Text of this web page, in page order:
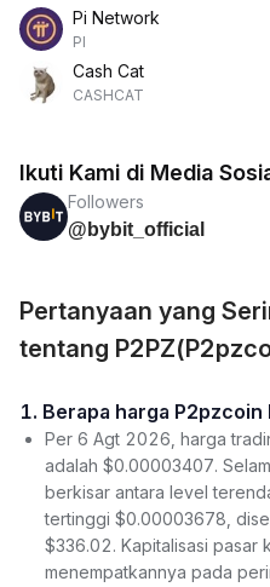
Pi Network
PI
Cash Cat
CASHCAT
Ikuti Kami di Media
Followers
@bybit_official
Pertanyaan yang
tentang
1. Berapa harga
Per 6 Agt 2026, harga
adalah $0.00003407.
berkisar antara level
tertinggi $0.00003678,
$336.02. Kapitalisasi pasar
menempatkannya pada